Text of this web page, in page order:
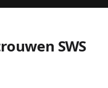
SWS